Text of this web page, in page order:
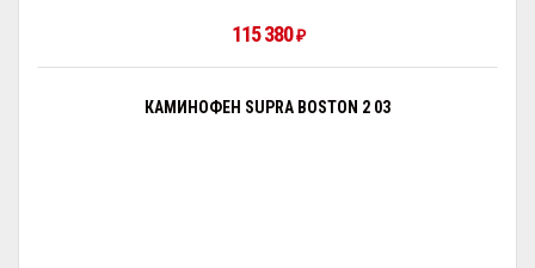
115 380₽
КАМИНОФЕН SUPRA BOSTON 2 03